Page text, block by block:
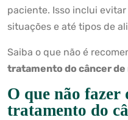
paciente. Isso inclui
situações e até tipos de
Saiba o que não é
tratamento do câncer de
O que não fazer
tratamento do